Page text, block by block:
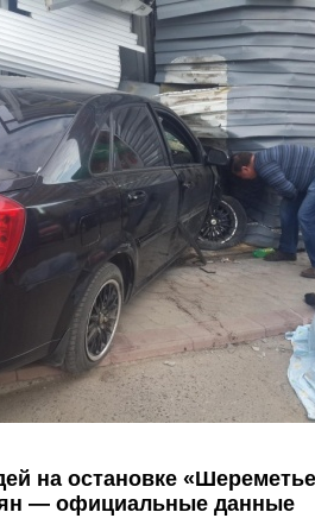
на остановке
— официальные данные